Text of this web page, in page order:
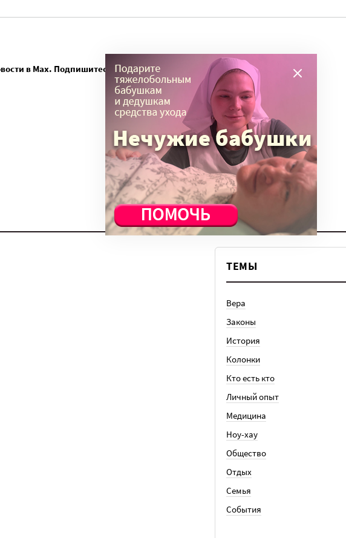
в Max. Подпишитесь
ТЕМЫ
Вера
Законы
История
Колонки
Кто есть кто
Личный опыт
Медицина
Ноу-хау
Общество
Отдых
Семья
События